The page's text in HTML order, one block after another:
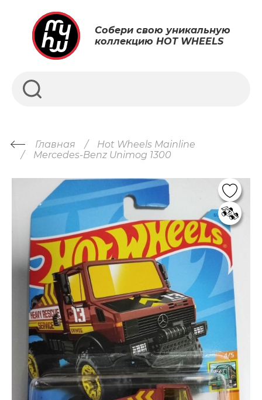
Собери свою уникальную
коллекцию HOT WHEELS
Главная
Hot Wheels Mainline
Mercedes-Benz Unimog 1300